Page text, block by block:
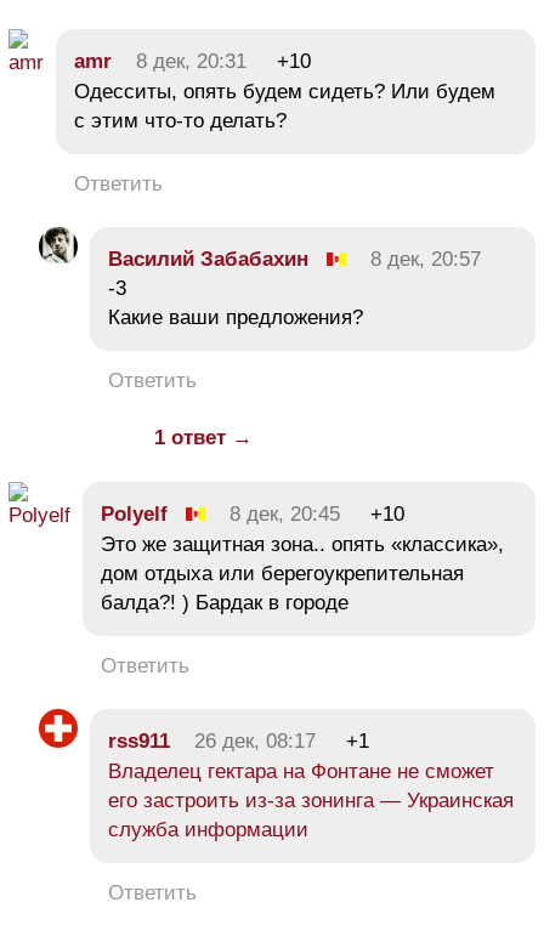
amr 8 дек, 20:31
+10
Одесситы, опять будем сидеть? Или будем
с этим что-то делать?
Ответить
Василий Забабахин
8 дек, 20:57
-3
Какие ваши предложения?
Ответить
1 ответ →
Polyelf 8 дек, 20:45
+10
Это же защитная зона.. опять «классика»,
дом отдыха или берегоукрепительная
балда?! ) Бардак в городе
Ответить
rss911 26 дек, 08:17
+1
Владелец гектара на Фонтане не сможет
его застроить из-за зонинга — Украинская
служба информации
Ответить